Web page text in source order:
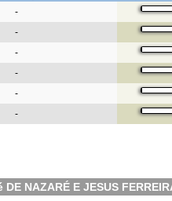
-
-
-
-
-
-
NAZARÉ E JESUS